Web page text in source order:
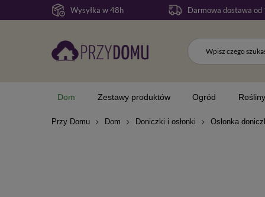
Wysyłka w 48h Darmowa dostawa od
Dom Zestawy produktów Ogród Rośliny
Przy Domu Dom Doniczki i osłonki Osłonka